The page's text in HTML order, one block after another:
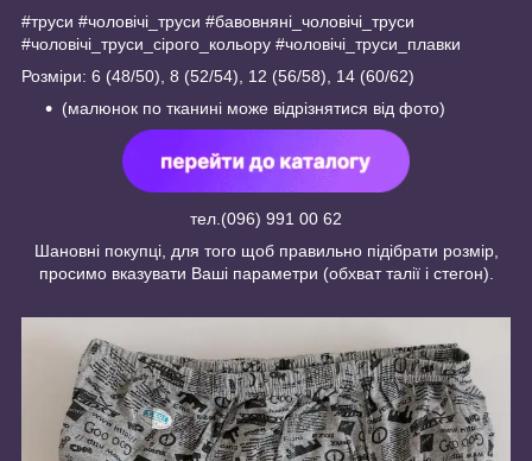
#труси #чоловічі_труси #бавовняні_чоловічі_труси
#чоловічі_труси_сірого_кольору #чоловічі_труси_плавки
Розміри: 6 (48/50), 8 (52/54), 12 (56/58), 14 (60/62)
(малюнок по тканині може відрізнятися від фото)
тел.(096) 991 00 62
Шановні покупці, для того щоб правильно підібрати розмір,
просимо вказувати Ваші параметри (обхват талії і стегон).